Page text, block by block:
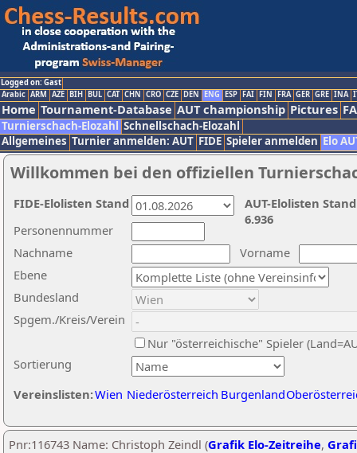
Logged on: Gast
Arabic ARM AZE BIH BUL CAT CHN CRO CZE DEN ENG ESP FAI FIN FRA GER GRE INA
Home Tournament-Database AUT championship Pictures
Turnierschach-Elozahl Schnellschach-Elozahl
Allgemeines Turnier anmelden: AUT FIDE Spieler anmelden Elo
Willkommen bei den offiziellen
Nachname
Vorname
Ebene
Sortierung
Personennummer
Bundesland
Spgem./Kreis/Verein
Nur "österreichische" Spieler
Vereinslisten:Wien Niederösterreich Burgenland
AUT-Elolisten
6.936
FIDE-Elolisten Stand
Pnr:116743 Name: Christoph Zeindl (Grafik Elo-Zeitreihe,